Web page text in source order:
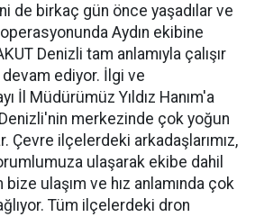
de birkaç gün önce yaşadılar ve
Aydın ekibine
Denizli tam anlamıyla çalışır
ediyor. İlgi ve
İl Müdürümüz Yıldız Hanım'a
merkezinde çok yoğun
Çevre ilçelerdeki arkadaşlarımız,
ulaşarak ekibe dahil
ulaşım ve hız anlamında çok
Tüm ilçelerdeki dron